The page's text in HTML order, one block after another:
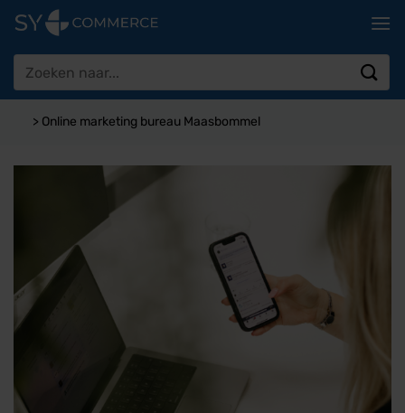
naar
inhoud
> Online marketing bureau Maasbommel